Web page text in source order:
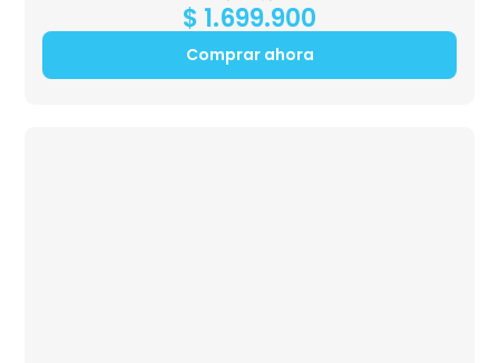
$ 1.699.900
Comprar ahora